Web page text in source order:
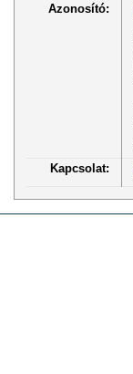
Azonosító:
Kapcsolat: